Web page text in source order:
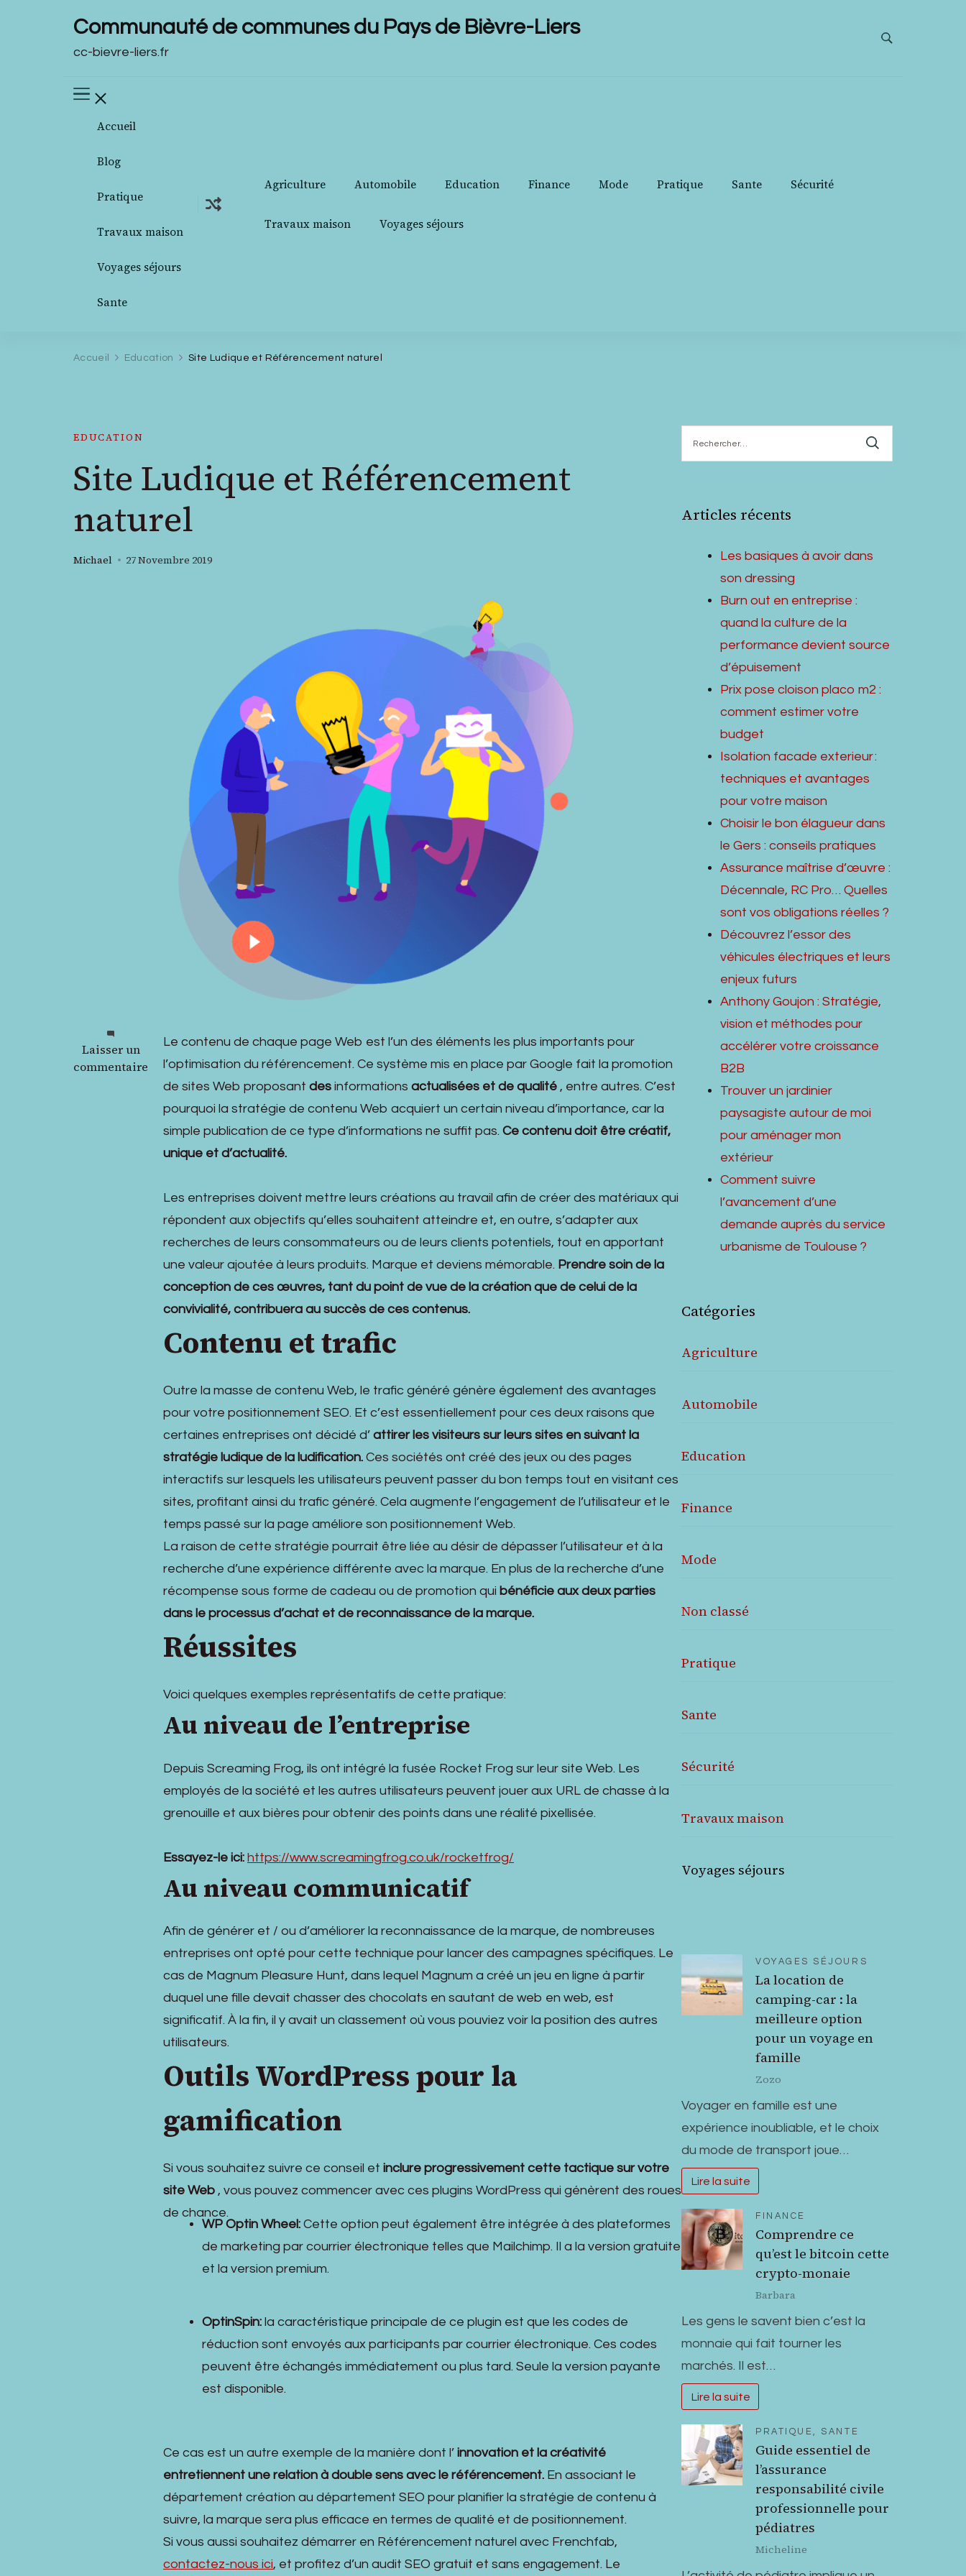
Communauté de communes du Pays de Bièvre-Liers
cc-bievre-liers.fr
Accueil
Blog
Pratique
Travaux maison
Voyages séjours
Sante
Agriculture Automobile Education Finance Mode Pratique Sante Sécurité
Travaux maison Voyages séjours
Accueil Education Site Ludique et Référencement naturel
EDUCATION
Site Ludique et Référencement
naturel
Michael 27 Novembre 2019
Laisser un
commentaire
sur
Site
Référencement
Le contenu de chaque page Web est l’un des éléments les plus importants pour
l’optimisation du référencement. Ce système mis en place par Google fait la promotion
de sites Web proposant des informations actualisées et de qualité , entre autres. C’est
pourquoi la stratégie de contenu Web acquiert un certain niveau d’importance, car la
simple publication de ce type d’informations ne suffit pas. Ce contenu doit être créatif,
unique et d’actualité.
Les entreprises doivent mettre leurs créations au travail afin de créer des matériaux qui
répondent aux objectifs qu’elles souhaitent atteindre et, en outre, s’adapter aux
recherches de leurs consommateurs ou de leurs clients potentiels, tout en apportant
une valeur ajoutée à leurs produits. Marque et deviens mémorable. Prendre soin de la
conception de ces œuvres, tant du point de vue de la création que de celui de la
convivialité, contribuera au succès de ces contenus.
Contenu et trafic
Outre la masse de contenu Web, le trafic généré génère également des avantages
pour votre positionnement SEO. Et c’est essentiellement pour ces deux raisons que
certaines entreprises ont décidé d’ attirer les visiteurs sur leurs sites en suivant la
stratégie ludique de la ludification. Ces sociétés ont créé des jeux ou des pages
interactifs sur lesquels les utilisateurs peuvent passer du bon temps tout en visitant ces
sites, profitant ainsi du trafic généré. Cela augmente l’engagement de l’utilisateur et le
temps passé sur la page améliore son positionnement Web.
La raison de cette stratégie pourrait être liée au désir de dépasser l’utilisateur et à la
recherche d’une expérience différente avec la marque. En plus de la recherche d’une
récompense sous forme de cadeau ou de promotion qui bénéficie aux deux parties
dans le processus d’achat et de reconnaissance de la marque.
Réussites
Voici quelques exemples représentatifs de cette pratique:
Au niveau de l’entreprise
Depuis Screaming Frog, ils ont intégré la fusée Rocket Frog sur leur site Web. Les
employés de la société et les autres utilisateurs peuvent jouer aux URL de chasse à la
grenouille et aux bières pour obtenir des points dans une réalité pixellisée.
Essayez-le ici: https://www.screamingfrog.co.uk/rocketfrog/
Au niveau communicatif
Afin de générer et / ou d’améliorer la reconnaissance de la marque, de nombreuses
entreprises ont opté pour cette technique pour lancer des campagnes spécifiques. Le
cas de Magnum Pleasure Hunt, dans lequel Magnum a créé un jeu en ligne à partir
duquel une fille devait chasser des chocolats en sautant de web en web, est
significatif. À la fin, il y avait un classement où vous pouviez voir la position des autres
utilisateurs.
Outils WordPress pour la
gamification
Si vous souhaitez suivre ce conseil et inclure progressivement cette tactique sur votre
site Web , vous pouvez commencer avec ces plugins WordPress qui génèrent des roues
de chance.
WP Optin Wheel: Cette option peut également être intégrée à des plateformes
de marketing par courrier électronique telles que Mailchimp. Il a la version gratuite
et la version premium.
OptinSpin: la caractéristique principale de ce plugin est que les codes de
réduction sont envoyés aux participants par courrier électronique. Ces codes
peuvent être échangés immédiatement ou plus tard. Seule la version payante
est disponible.
Ce cas est un autre exemple de la manière dont l’ innovation et la créativité
entretiennent une relation à double sens avec le référencement. En associant le
département création au département SEO pour planifier la stratégie de contenu à
suivre, la marque sera plus efficace en termes de qualité et de positionnement.
Si vous aussi souhaitez démarrer en Référencement naturel avec Frenchfab,
contactez-nous ici, et profitez d’un audit SEO gratuit et sans engagement. Le
Articles récents
Les basiques à avoir dans
son dressing
Burn out en entreprise :
quand la culture de la
performance devient source
d’épuisement
Prix pose cloison placo m2 :
comment estimer votre
budget
Isolation facade exterieur :
techniques et avantages
pour votre maison
Choisir le bon élagueur dans
le Gers : conseils pratiques
Assurance maîtrise d’œuvre :
Décennale, RC Pro… Quelles
sont vos obligations réelles ?
Découvrez l’essor des
véhicules électriques et leurs
enjeux futurs
Anthony Goujon : Stratégie,
vision et méthodes pour
accélérer votre croissance
B2B
Trouver un jardinier
paysagiste autour de moi
pour aménager mon
extérieur
Comment suivre
l’avancement d’une
demande auprès du service
urbanisme de Toulouse ?
Catégories
Agriculture
Automobile
Education
Finance
Mode
Non classé
Pratique
Sante
Sécurité
Travaux maison
Voyages séjours
VOYAGES SÉJOURS
La location de
camping-car : la
meilleure option
pour un voyage en
famille
Zozo
Voyager en famille est une
expérience inoubliable, et le choix
du mode de transport joue…
Lire la suite
FINANCE
Comprendre ce
qu’est le bitcoin cette
crypto-monaie
Barbara
Les gens le savent bien c’est la
monnaie qui fait tourner les
marchés. Il est…
Lire la suite
PRATIQUE, SANTE
Guide essentiel de
l’assurance
responsabilité civile
professionnelle pour
pédiatres
Micheline